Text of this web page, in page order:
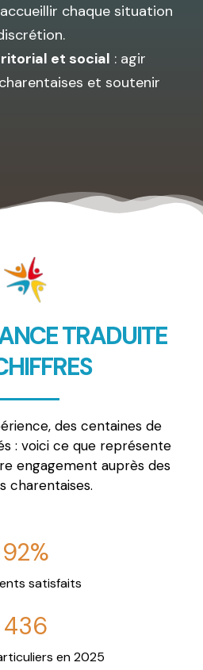
chaque situation
et social : agir
et soutenir
TRADUITE
des centaines de
: voici ce que représente
engagement auprès des
charentaises.
92%
satisfaits
436
en 2025